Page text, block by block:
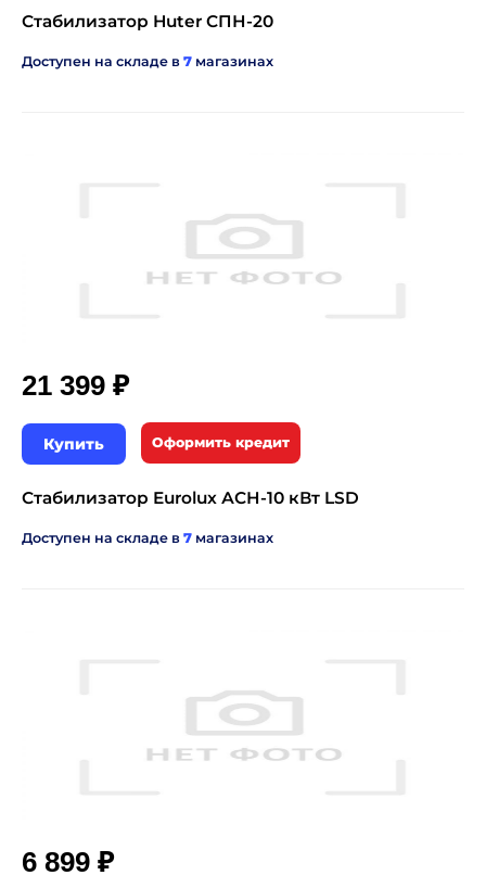
Стабилизатор Huter СПН-20
Доступен на складе в 7 магазинах
21 399 ₽
Купить Оформить кредит
Стабилизатор Eurolux АСН-10 кВт LSD
Доступен на складе в 7 магазинах
6 899 ₽